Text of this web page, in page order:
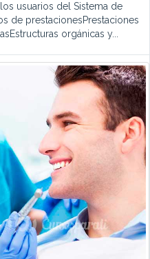
usuarios del Sistema de
de prestacionesPrestaciones
orgánicas y...